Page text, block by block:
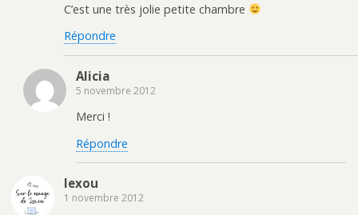
C’est une très jolie petite chambre
Répondre
Alicia
5 novembre 2012
Merci !
Répondre
lexou
1 novembre 2012